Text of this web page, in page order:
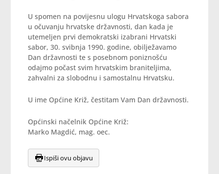
U spomen na povijesnu ulogu Hrvatskoga sabora
u očuvanju hrvatske državnosti, dan kada je
utemeljen prvi demokratski izabrani Hrvatski
sabor, 30. svibnja 1990. godine, obilježavamo
Dan državnosti te s posebnom poniznošću
odajmo počast svim hrvatskim braniteljima,
zahvalni za slobodnu i samostalnu Hrvatsku.
U ime Općine Križ, čestitam Vam Dan državnosti.
Općinski načelnik Općine Križ:
Marko Magdić, mag. oec.
Ispiši ovu objavu